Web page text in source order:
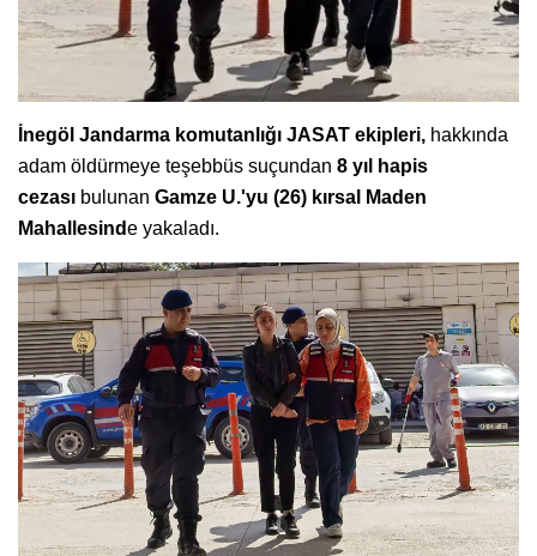
İnegöl Jandarma komutanlığı JASAT ekipleri, hakkında
adam öldürmeye teşebbüs suçundan 8 yıl hapis
cezası bulunan Gamze U.'yu (26) kırsal Maden
Mahallesinde yakaladı.